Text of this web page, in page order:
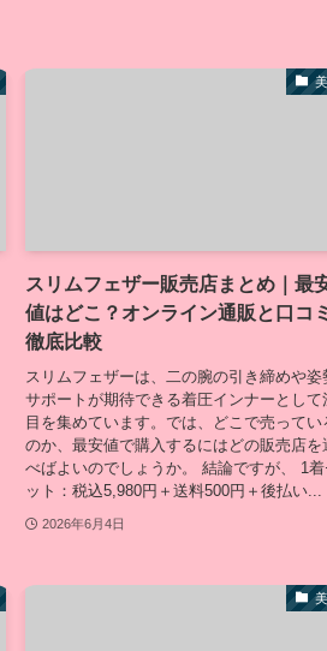
スリムフェザー販売店まとめ｜最
値はどこ？オンライン通販と口コミ
徹底比較
スリムフェザーは、二の腕の引き締めや姿
サポートが期待できる着圧インナーとして
目を集めています。では、どこで売ってい
のか、最安値で購入するにはどの販売店を
べばよいのでしょうか。 結論ですが、 1着
ット：税込5,980円＋送料500円＋後払い...
2026年6月4日